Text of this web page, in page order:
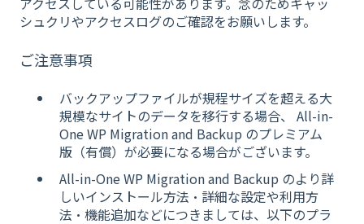
シュクリやアクセスログのご確認をお願いします。
ご注意事項
バックアップファイルが規程サイズを超える大
規模なサイトのデータを移行する場合、 All-in-
One WP Migration and Backup のプレミアム
版（有償）が必要になる場合がございます。
All-in-One WP Migration and Backup のより詳
しいインストール方法・詳細な設定や利用方
法・機能追加などにつきましては、以下のプラ